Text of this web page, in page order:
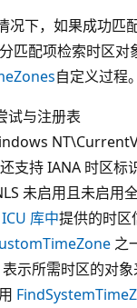
下，如果成功匹
匹配项检索时区
自定义过程。
试与注册表
支持 IANA 时区标
未启用且未启用
ICU 库中提供的时区
之
表示所需时区的对